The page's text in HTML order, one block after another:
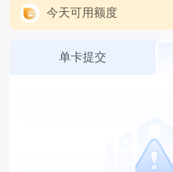
今天可用额度
单卡提交